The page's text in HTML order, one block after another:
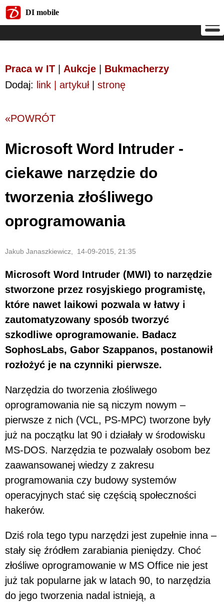
DI mobile
Praca w IT Aukcje
Bukmacherzy
Dodaj: link | artykuł| stronę
«POWRÓT
Microsoft Word Intruder -
ciekawe narzędzie do
tworzenia złośliwego
oprogramowania
Jakub Janaszkiewicz, 14-09-2015, 21:35
Microsoft Word Intruder (MWI) to narzędzie
stworzone przez rosyjskiego programistę,
które nawet laikowi pozwala w łatwy i
zautomatyzowany sposób tworzyć
szkodliwe oprogramowanie. Badacz
SophosLabs, Gabor Szappanos, postanowił
rozłożyć je na czynniki pierwsze.
Narzędzia do tworzenia złośliwego
oprogramowania nie są niczym nowym –
pierwsze z nich (VCL, PS-MPC) tworzone były
już na początku lat 90 i działały w środowisku
MS-DOS. Narzędzia te pozwalały osobom bez
zaawansowanej wiedzy z zakresu
programowania czy budowy systemów
operacyjnych stać się częścią społeczności
hakerów.
Dziś rola tego typu narzędzi jest zupełnie inna –
stały się źródłem zarabiania pieniędzy. Choć
złośliwe oprogramowanie w MS Office nie jest
już tak popularne jak w latach 90, to narzędzia
do jego tworzenia nadal istnieją, a
DI mobile